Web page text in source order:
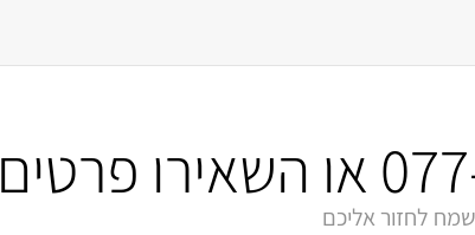
או השאירו פרטים
לחזור אליכם